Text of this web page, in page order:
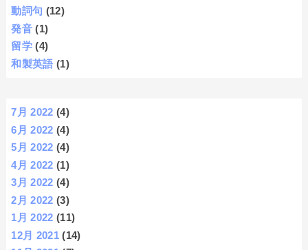
動詞句 (12)
発音 (1)
留学 (4)
和製英語 (1)
7月 2022 (4)
6月 2022 (4)
5月 2022 (4)
4月 2022 (1)
3月 2022 (4)
2月 2022 (3)
1月 2022 (11)
12月 2021 (14)